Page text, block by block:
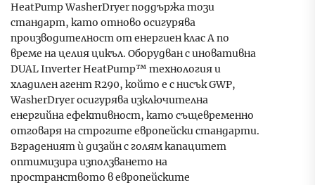
HeatPump WasherDryer поддържа този
стандарт, като отново осигурява
производителност от енергиен клас А по
време на целия цикъл. Оборудван с иновативна
DUAL Inverter HeatPump™ технология и
хладилен агент R290, който е с нисък GWP,
WasherDryer осигурява изключителна
енергийна ефективност, като същевременно
отговаря на строгите европейски стандарти.
Вграденият ѝ дизайн с голям капацитет
оптимизира използването на
пространството в европейските